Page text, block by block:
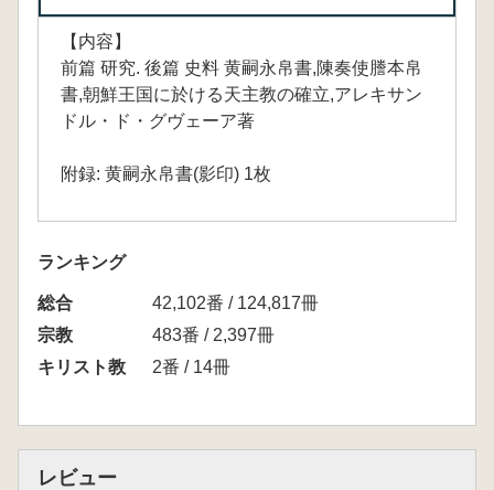
【内容】
前篇 研究. 後篇 史料 黄嗣永帛書,陳奏使謄本帛
書,朝鮮王国に於ける天主教の確立,アレキサン
ドル・ド・グヴェーア著
附録: 黄嗣永帛書(影印) 1枚
ランキング
総合
42,102番 / 124,817冊
宗教
483番 / 2,397冊
キリスト教
2番 / 14冊
レビュー